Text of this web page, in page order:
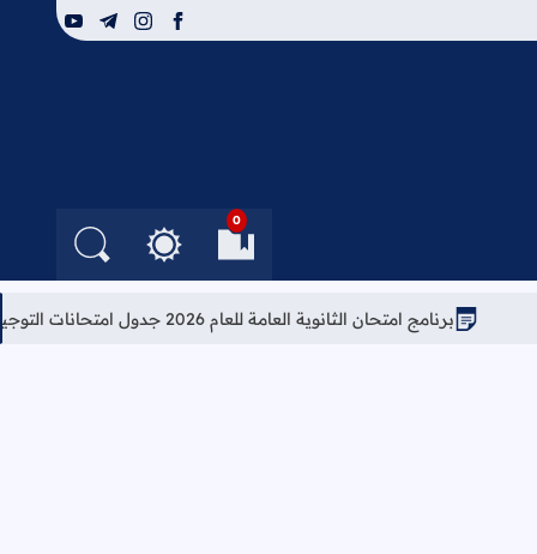
facebook
instagram
telegram
youtube
0
العلامات المرجعيةالتغيير بين الوضع
البحث في
برنامج امتحان الثانوية العامة للعام 2026 جدول امتحانات التوجيهي 2026